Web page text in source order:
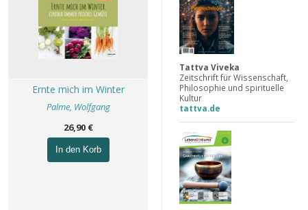
Ernte mich im Winter
Palme, Wolfgang
26,90 €
In den Korb
Tattva Viveka
Zeitschrift für Wissenschaft,
Philosophie und spirituelle
Kultur
tattva.de